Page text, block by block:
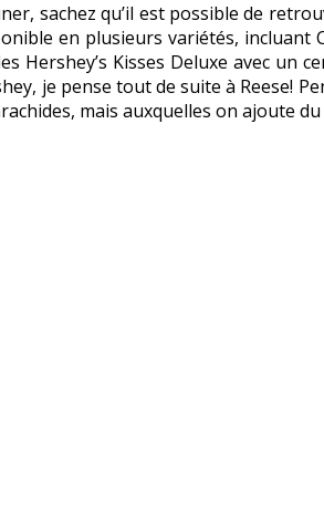
sachez qu’il est possible de
en plusieurs variétés, incluant
Kisses Deluxe avec un
je pense tout de suite à Reese!
mais auxquelles on ajoute du